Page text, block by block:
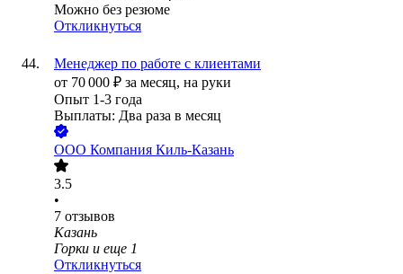
Можно без резюме
Откликнуться
Менеджер по работе с клиентами
от 70 000 ₽ за месяц, на руки
Опыт 1-3 года
Выплаты: Два раза в месяц
ООО Компания Киль-Казань
3.5
•
7 отзывов
Казань
Горки и еще 1
Откликнуться